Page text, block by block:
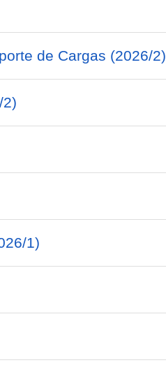
de Cargas (2026/2)
2)
1)